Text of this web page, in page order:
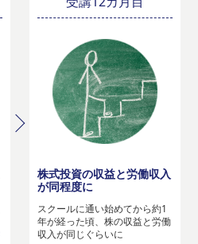
株式投資の収益と労働収入
が同程度に
スクールに通い始めてから約1
年が経った頃、株の収益と労働
収入が同じぐらいに